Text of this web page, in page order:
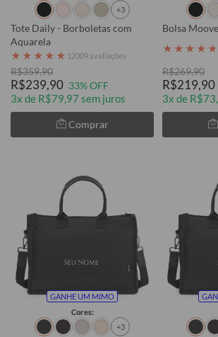
+3
Tote Daily - Borboletas com
Aquarela
★ ★ ★ ★ ★ 12009 avaliações
R$359,90
R$239,90 33% OFF
3x de R$79,97 sem juros
Comprar
★ ★ ★ ★ ★
R$269,90
R$219,90
3x de
GANHE UM MIMO
Cores:
+3